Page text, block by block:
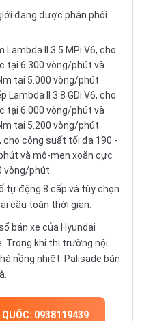
đang được phân phối
II 3.5 MPi V6, cho
tại 6.300 vòng/phút và
tại 5.000 vòng/phút.
II 3.8 GDi V6, cho
tại 6.000 vòng/phút và
tại 5.200 vòng/phút.
cho công suất tối đa 190 -
và mô-men xoắn cực
vòng/phút.
tự động 8 cấp và tùy chọn
cầu toàn thời gian.
bán xe của Hyundai
Trong khi thị trường nội
nồng nhiệt. Palisade bán
QUỐC: 0938119439